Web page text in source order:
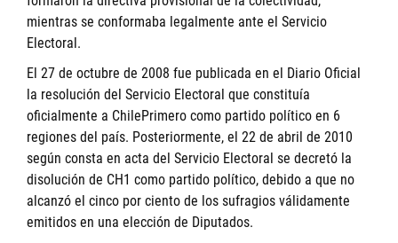
mientras se conformaba legalmente ante el Servicio
Electoral.
El 27 de octubre de 2008 fue publicada en el Diario Oficial
la resolución del Servicio Electoral que constituía
oficialmente a ChilePrimero como partido político en 6
regiones del país. Posteriormente, el 22 de abril de 2010
según consta en acta del Servicio Electoral se decretó la
disolución de CH1 como partido político, debido a que no
alcanzó el cinco por ciento de los sufragios válidamente
emitidos en una elección de Diputados.